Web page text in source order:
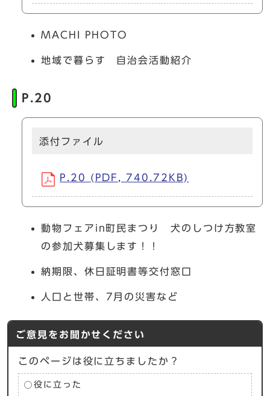
MACHI PHOTO
地域で暮らす 自治会活動紹介
P.20
添付ファイル
P.20 (PDF, 740.72KB)
動物フェアin町民まつり 犬のしつけ方教室
の参加犬募集します！！
納期限、休日証明書等交付窓口
人口と世帯、7月の災害など
ご意見をお聞かせください
このページは役に立ちましたか？
役に立った